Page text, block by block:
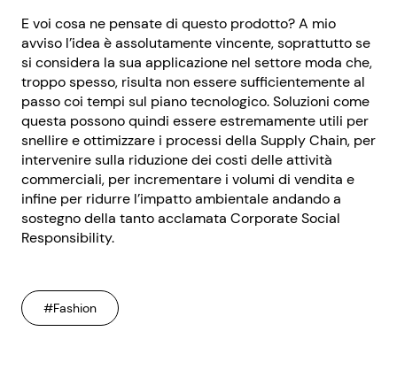
E voi cosa ne pensate di questo prodotto? A mio
avviso l’idea è assolutamente vincente, soprattutto se
si considera la sua applicazione nel settore moda che,
troppo spesso, risulta non essere sufficientemente al
passo coi tempi sul piano tecnologico. Soluzioni come
questa possono quindi essere estremamente utili per
snellire e ottimizzare i processi della Supply Chain, per
intervenire sulla riduzione dei costi delle attività
commerciali, per incrementare i volumi di vendita e
infine per ridurre l’impatto ambientale andando a
sostegno della tanto acclamata Corporate Social
Responsibility.
#Fashion